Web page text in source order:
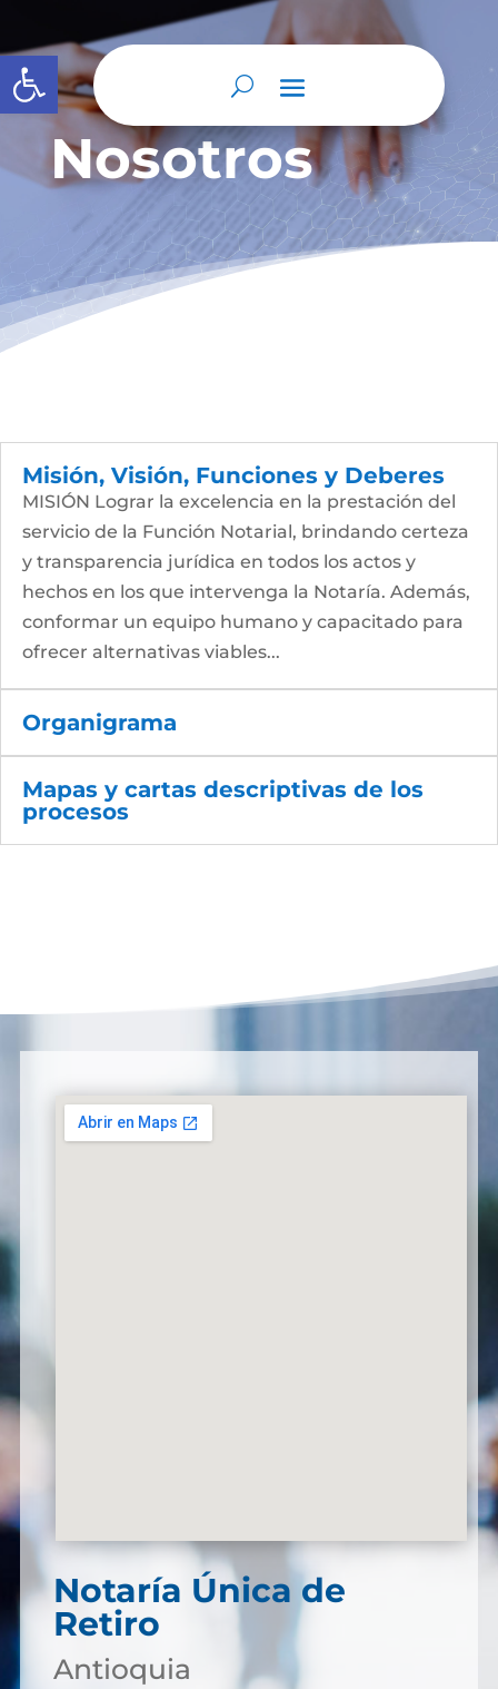
Abrir barra de herramientas
Nosotros
Misión, Visión, Funciones y Deberes
MISIÓN Lograr la excelencia en la prestación del
servicio de la Función Notarial, brindando certeza
y transparencia jurídica en todos los actos y
hechos en los que intervenga la Notaría. Además,
conformar un equipo humano y capacitado para
ofrecer alternativas viables...
Organigrama
Mapas y cartas descriptivas de los
procesos
Notaría Única de
Retiro
Antioquia